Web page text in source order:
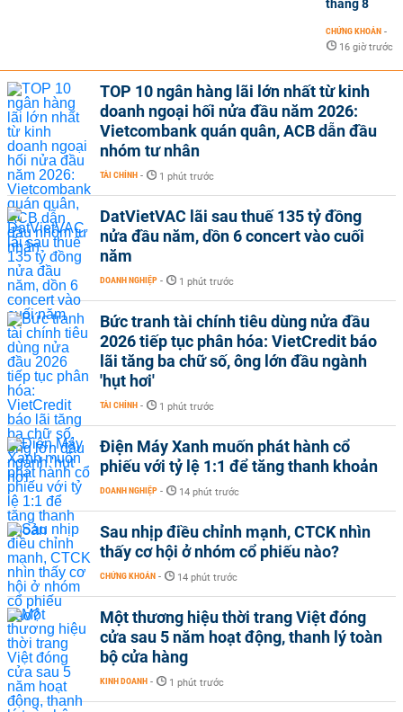
tháng 8
CHỨNG KHOÁN -
16 giờ trước
TOP 10 ngân hàng lãi lớn nhất từ kinh
doanh ngoại hối nửa đầu năm 2026:
Vietcombank quán quân, ACB dẫn đầu
nhóm tư nhân
TÀI CHÍNH - 1 phút trước
DatVietVAC lãi sau thuế 135 tỷ đồng
nửa đầu năm, dồn 6 concert vào cuối
năm
DOANH NGHIỆP - 1 phút trước
Bức tranh tài chính tiêu dùng nửa đầu
2026 tiếp tục phân hóa: VietCredit báo
lãi tăng ba chữ số, ông lớn đầu ngành
'hụt hơi'
TÀI CHÍNH - 1 phút trước
Điện Máy Xanh muốn phát hành cổ
phiếu với tỷ lệ 1:1 để tăng thanh khoản
DOANH NGHIỆP - 14 phút trước
Sau nhịp điều chỉnh mạnh, CTCK nhìn
thấy cơ hội ở nhóm cổ phiếu nào?
CHỨNG KHOÁN - 14 phút trước
Một thương hiệu thời trang Việt đóng
cửa sau 5 năm hoạt động, thanh lý toàn
bộ cửa hàng
KINH DOANH - 1 phút trước